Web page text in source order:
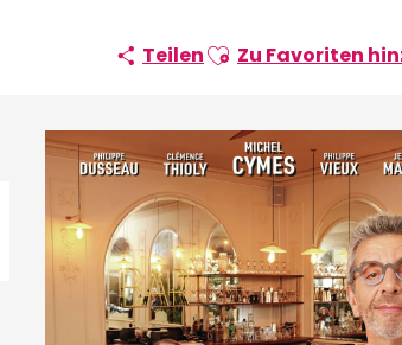
TeilenAjouter aux favoris
Zu Favoriten